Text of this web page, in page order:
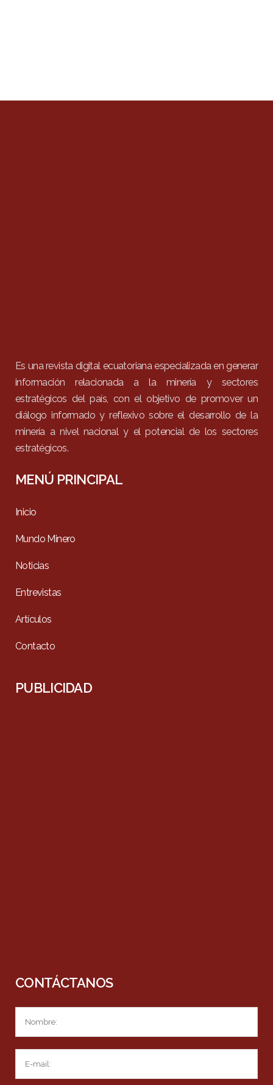
Es una revista digital ecuatoriana especializada en generar
información relacionada a la minería y sectores
estratégicos del país, con el objetivo de promover un
diálogo informado y reflexivo sobre el desarrollo de la
minería a nivel nacional y el potencial de los sectores
estratégicos.
MENÚ PRINCIPAL
Inicio
Mundo Minero
Noticias
Entrevistas
Artículos
Contacto
PUBLICIDAD
CONTÁCTANOS